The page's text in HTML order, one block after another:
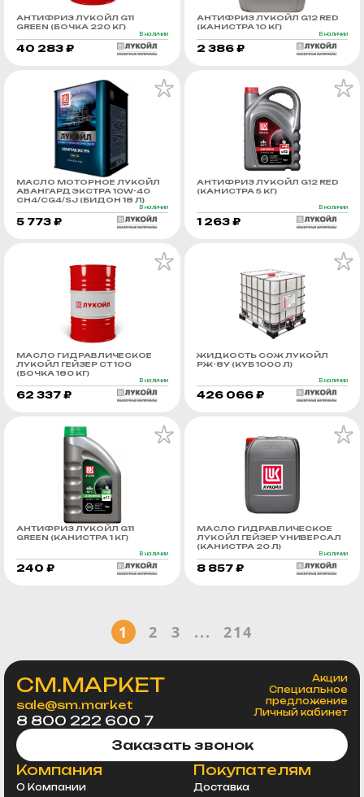
АНТИФРИЗ ЛУКОЙЛ G11
GREEN (БОЧКА 220 КГ)
В наличии
40 283 ₽
АНТИФРИЗ ЛУКОЙЛ G12 RED
(КАНИСТРА 10 КГ)
В наличии
2 386 ₽
МАСЛО МОТОРНОЕ ЛУКОЙЛ
АВАНГАРД ЭКСТРА 10W-40
CH4/CG4/SJ (БИДОН 18 Л)
В наличии
5 773 ₽
АНТИФРИЗ ЛУКОЙЛ G12 RED
(КАНИСТРА 5 КГ)
В наличии
1 263 ₽
МАСЛО ГИДРАВЛИЧЕСКОЕ
ЛУКОЙЛ ГЕЙЗЕР СТ 100
(БОЧКА 180 КГ)
В наличии
62 337 ₽
ЖИДКОСТЬ СОЖ ЛУКОЙЛ
РЖ-8У (КУБ 1000 Л)
В наличии
426 066 ₽
АНТИФРИЗ ЛУКОЙЛ G11
GREEN (КАНИСТРА 1 КГ)
В наличии
240 ₽
МАСЛО ГИДРАВЛИЧЕСКОЕ
ЛУКОЙЛ ГЕЙЗЕР УНИВЕРСАЛ
(КАНИСТРА 20 Л)
В наличии
8 857 ₽
1 2 3 ... 214
СМ.МАРКЕТ
sale@sm.market
8 800 222 600 7
Акции
Специальное
предложение
Личный кабинет
Заказать звонок
Компания
О Компании
Покупателям
Доставка